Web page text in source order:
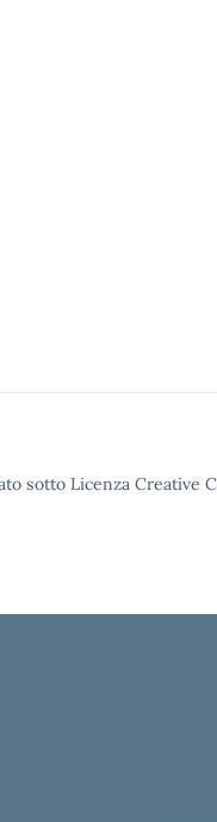
sotto Licenza Creative